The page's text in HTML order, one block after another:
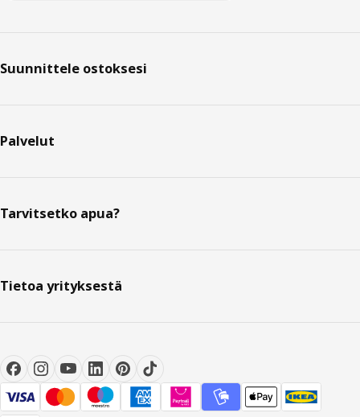
Suunnittele ostoksesi
Palvelut
Tarvitsetko apua?
Tietoa yrityksestä